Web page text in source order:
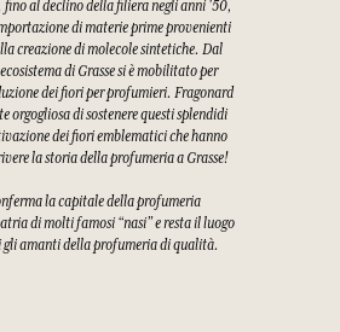
al declino della filiera negli anni '50,
di materie prime provenienti
creazione di molecole sintetiche. Dal
di Grasse si è mobilitato per
dei fiori per profumieri. Fragonard
orgogliosa di sostenere questi splendidi
dei fiori emblematici che hanno
la storia della profumeria a Grasse!
la capitale della profumeria
di molti famosi “nasi” e resta il luogo
gli amanti della profumeria di qualità.